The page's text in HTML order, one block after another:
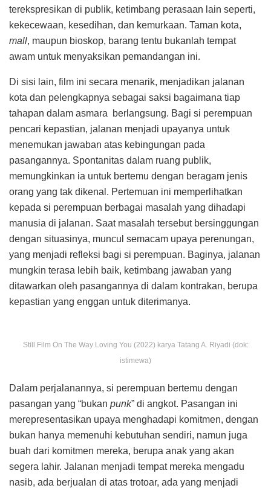
terekspresikan di publik, ketimbang perasaan lain seperti,
kekecewaan, kesedihan, dan kemurkaan. Taman kota,
mall, maupun bioskop, barang tentu bukanlah tempat
awam untuk menyaksikan pemandangan ini.
Di sisi lain, film ini secara menarik, menjadikan jalanan
kota dan pelengkapnya sebagai saksi bagaimana tiap
tahapan dalam asmara berlangsung. Bagi si perempuan
pencari kepastian, jalanan menjadi upayanya untuk
menemukan jawaban atas kebingungan pada
pasangannya. Spontanitas dalam ruang publik,
memungkinkan ia untuk bertemu dengan beragam jenis
orang yang tak dikenal. Pertemuan ini memperlihatkan
kepada si perempuan berbagai masalah yang dihadapi
manusia di jalanan. Saat masalah tersebut bersinggungan
dengan situasinya, muncul semacam upaya perenungan,
yang menjadi refleksi bagi si perempuan. Baginya, jalanan
mungkin terasa lebih baik, ketimbang jawaban yang
ditawarkan oleh pasangannya di dalam kontrakan, berupa
kepastian yang enggan untuk diterimanya.
Still Film On The Way Loving You (2022) karya Tatang A. Riyadi (dok:
istimewa)
Dalam perjalanannya, si perempuan bertemu dengan
pasangan yang “bukan punk” di angkot. Pasangan ini
merepresentasikan upaya menghadapi komitmen, dengan
bukan hanya memenuhi kebutuhan sendiri, namun juga
buah dari komitmen mereka, berupa anak yang akan
segera lahir. Jalanan menjadi tempat mereka mengadu
nasib, ada berjualan di atas trotoar, ada yang menjadi